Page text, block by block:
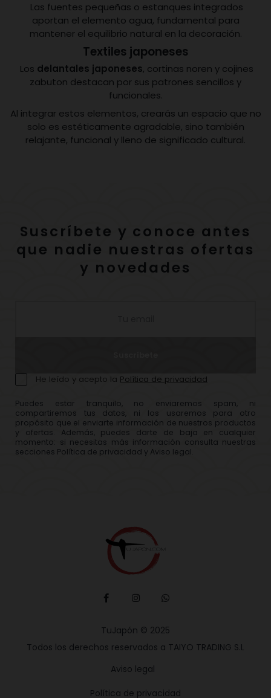
Las fuentes pequeñas o estanques integrados
aportan el elemento agua, fundamental para
mantener el equilibrio natural en la decoración.
Textiles japoneses
Los delantales japoneses, cortinas noren y cojines
zabuton destacan por sus patrones sencillos y
funcionales.
Al integrar estos elementos, crearás un espacio que no
solo es estéticamente agradable, sino también
relajante, funcional y lleno de significado cultural.
Suscríbete y conoce antes
que nadie nuestras ofertas
y novedades
Puedes estar tranquilo, no enviaremos spam, ni
compartiremos tus datos, ni los usaremos para otro
propósito que el enviarte información de nuestros productos
y ofertas. Además, puedes darte de baja en cualquier
momento: si necesitas más información consulta nuestras
secciones Política de privacidad y Aviso legal.
He leído y acepto la Política de privacidad
TuJapón © 2025
Todos los derechos reservados a TAIYO TRADING S.L
Aviso legal
Política de privacidad